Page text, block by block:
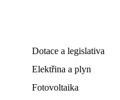
Dotace a legislativa
Elektřina a plyn
Fotovoltaika